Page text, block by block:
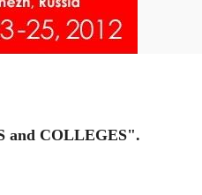
and COLLEGES".